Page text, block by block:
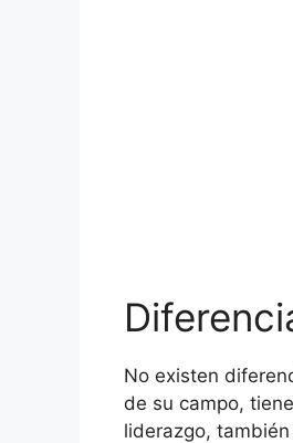
No existen
de su campo,
liderazgo,